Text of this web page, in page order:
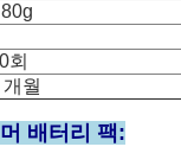
회
월
배터리 팩: